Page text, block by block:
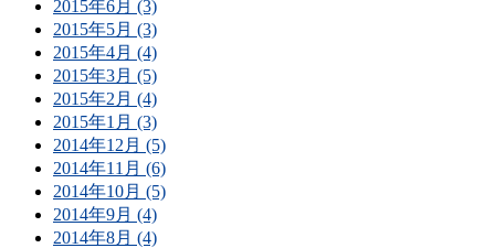
2015年6月 (3)
2015年5月 (3)
2015年4月 (4)
2015年3月 (5)
2015年2月 (4)
2015年1月 (3)
2014年12月 (5)
2014年11月 (6)
2014年10月 (5)
2014年9月 (4)
2014年8月 (4)